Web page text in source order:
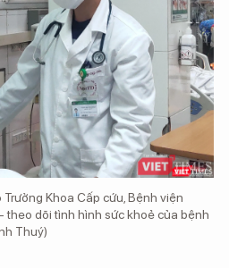
Khoa Cấp cứu, Bệnh viện
theo dõi tình hình sức khoẻ của bệnh
Thuý)